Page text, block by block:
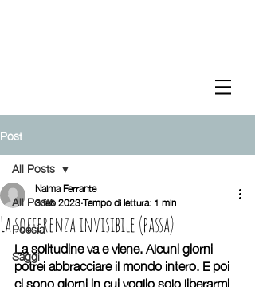
Post
All Posts
Poesia
Saggi
All Posts
La sofferenza invisibile (passa)
Naima Ferrante
3 feb 2023Tempo di lettura: 1 min
La solitudine va e viene. Alcuni giorni
potrei abbracciare il mondo intero. E poi
ci sono giorni in cui voglio solo liberarmi